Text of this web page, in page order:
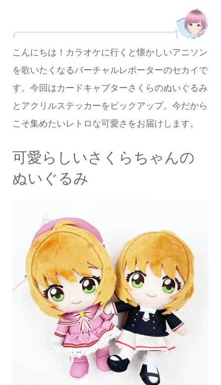
こんにちは！カラオケに行くと懐かしいアニソン
を歌いたくなるバーチャルレポーターのセカイで
す。今回はカードキャプターさくらのぬいぐるみ
とアクリルステッカーをピックアップ。今だから
こそ集めたいレトロな可愛さをお届けします。
可愛らしいさくらちゃんの
ぬいぐるみ